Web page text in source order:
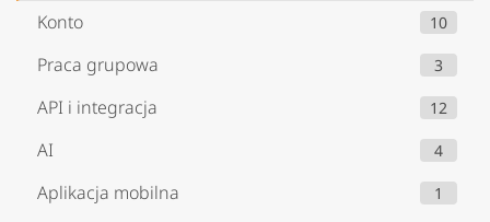
Konto 10
Praca grupowa 3
API i integracja 12
AI 4
Aplikacja mobilna 1